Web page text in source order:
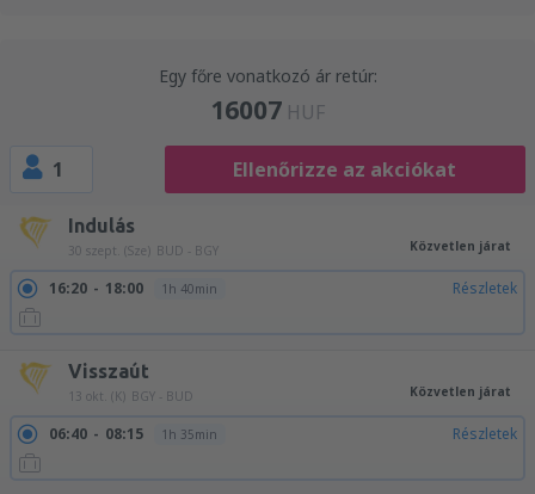
Egy főre vonatkozó ár retúr:
16007 HUF
1 Ellenőrizze az akciókat
Indulás
30 szept. (Sze) BUD - BGY Közvetlen járat
16:20 18:00 1h 40min Részletek
Visszaút
13 okt. (K) BGY - BUD Közvetlen járat
06:40 08:15 1h 35min Részletek